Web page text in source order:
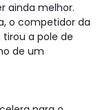
ainda melhor.
o competidor da
tirou a pole de
de um